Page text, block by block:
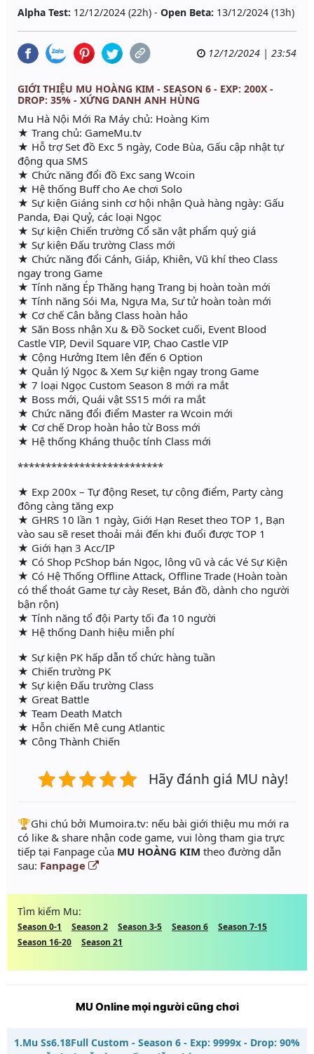
Alpha Test: 12/12/2024 (22h) - Open Beta: 13/12/2024 (13h)
12/12/2024 | 23:54
GIỚI THIỆU MU HOÀNG KIM - SEASON 6 - EXP: 200X -
DROP: 35% - XỨNG DANH ANH HÙNG
Mu Hà Nội Mới Ra Máy chủ: Hoàng Kim
★ Trang chủ: GameMu.tv
★ Hỗ trợ Set đồ Exc 5 ngày, Code Bùa, Gấu cập nhật tự
động qua SMS
★ Chức năng đổi đồ Exc sang Wcoin
★ Hệ thống Buff cho Ae chơi Solo
★ Sự kiện Giáng sinh cơ hội nhận Quà hàng ngày: Gấu
Panda, Đại Quỷ, các loại Ngọc
★ Sự kiện Chiến trường Cổ săn vật phẩm quý giá
★ Sự kiện Đấu trường Class mới
★ Chức năng đổi Cánh, Giáp, Khiên, Vũ khí theo Class
ngay trong Game
★ Tính năng Ép Thăng hạng Trang bị hoàn toàn mới
★ Tính năng Sói Ma, Ngựa Ma, Sư tử hoàn toàn mới
★ Cơ chế Cân bằng Class hoàn hảo
★ Săn Boss nhận Xu & Đồ Socket cuối, Event Blood
Castle VIP, Devil Square VIP, Chao Castle VIP
★ Cộng Hưởng Item lên đến 6 Option
★ Quản lý Ngọc & Xem Sự kiện ngay trong Game
★ 7 loại Ngọc Custom Season 8 mới ra mắt
★ Boss mới, Quái vật SS15 mới ra mắt
★ Chức năng đổi điểm Master ra Wcoin mới
★ Cơ chế Drop hoàn hảo từ Boss mới
★ Hệ thống Kháng thuộc tính Class mới
**************************
★ Exp 200x – Tự động Reset, tự cộng điểm, Party càng
đông càng tăng exp
★ GHRS 10 lần 1 ngày, Giới Hạn Reset theo TOP 1, Bạn
vào sau sẽ reset thoải mái đến khi đuổi được TOP 1
★ Giới hạn 3 Acc/IP
★ Có Shop PcShop bán Ngọc, lông vũ và các Vé Sự Kiện
★ Có Hệ Thống Offline Attack, Offline Trade (Hoàn toàn
có thể thoát Game tự cày Reset, Bán đồ, dành cho người
bận rộn)
★ Tính năng tổ đội Party tối đa 10 người
★ Hệ thống Danh hiệu miễn phí
★ Sự kiện PK hấp dẫn tổ chức hàng tuần
★ Chiến trường PK
★ Sự kiện Đấu trường Class
★ Great Battle
★ Team Death Match
★ Hỗn chiến Mê cung Atlantic
★ Công Thành Chiến
Hãy đánh giá MU này!
️🏆Ghi chú bởi Mumoira.tv: nếu bài giới thiệu mu mới ra
có like & share nhận code game, vui lòng tham gia trực
tiếp tại Fanpage của MU HOÀNG KIM theo đường dẫn
sau: Fanpage
Tìm kiếm Mu:
Season 0-1 Season 2 Season 3-5 Season 6
Season 7-15
Season 16-20
Season 21
MU Online mọi người cũng chơi
1.Mu Ss6.18Full Custom - Season 6 - Exp: 9999x - Drop: 90%